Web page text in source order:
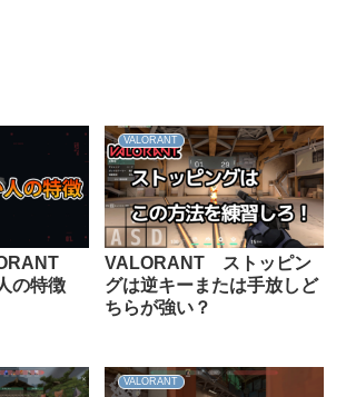
の特徴
VALORANT
VALORANT ストッピン
グは逆キーまたは手放しど
ちらが強い？
VALORANT